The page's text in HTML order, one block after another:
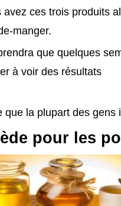
avez ces trois produits
manger.
que quelques
à voir des résultats
que la plupart des
pour les